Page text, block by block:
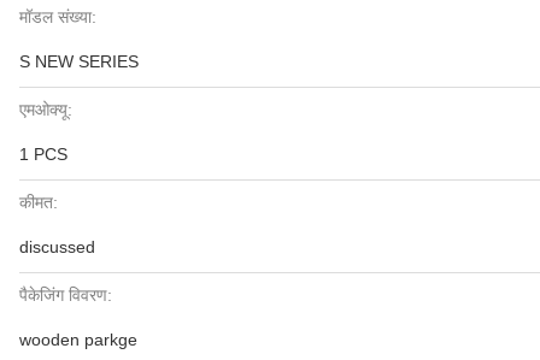
मॉडल संख्या:
S NEW SERIES
एमओक्यू:
1 PCS
कीमत:
discussed
पैकेजिंग विवरण:
wooden parkge